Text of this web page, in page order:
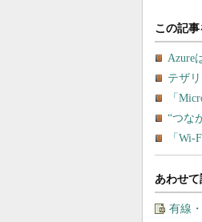
あわせ
有線